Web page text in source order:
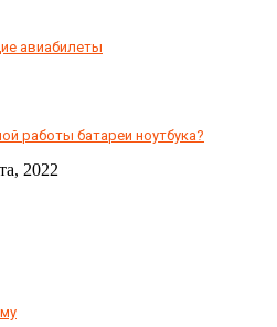
авиабилеты
работы батареи ноутбука?
2022